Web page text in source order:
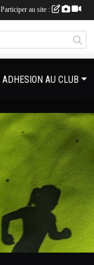
ADHESION AU CLUB
Participer au site :